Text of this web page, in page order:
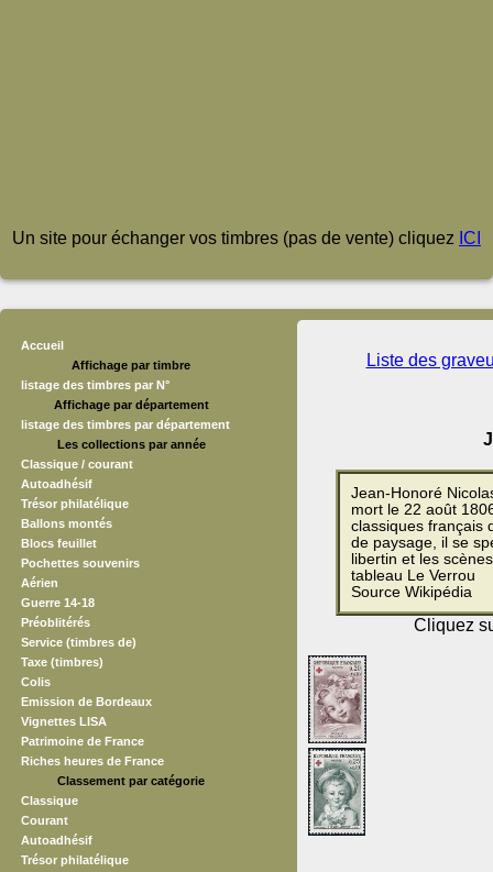
Un site pour échanger vos timbres (pas de vente) cliquez ICI
Accueil
Affichage par timbre
listage des timbres par N°
Affichage par département
listage des timbres par département
Les collections par année
Classique / courant
Autoadhésif
Trésor philatélique
Ballons montés
Blocs feuillet
Pochettes souvenirs
Aérien
Guerre 14-18
Préoblitérés
Service (timbres de)
Taxe (timbres)
Colis
Emission de Bordeaux
Vignettes LISA
Patrimoine de France
Riches heures de France
Classement par catégorie
Classique
Courant
Autoadhésif
Trésor philatélique
Liste des
Jean-Honoré
mort le 22 août
classiques français
de paysage, il se
libertin et les
tableau Le Verrou
Source Wikipédia
Cliquez